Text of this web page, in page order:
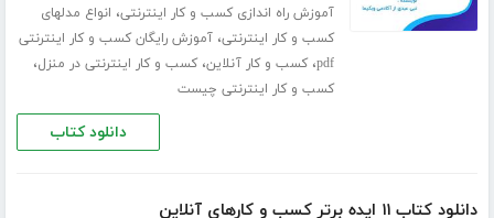
آموزش راه اندازی کسب و کار اینترنتی، انواع مدلهای
کسب و کار اینترنتی،آموزش رایگان کسب و کار اینترنتی
pdf،کسب و کار آنلاین،کسب و کار اینترنتی در منزل،
کسب و کار اینترنتی چیست
دانلود کتاب
دانلود کتاب ۱۱ ایده برتر کسب و کارهای آنلاین